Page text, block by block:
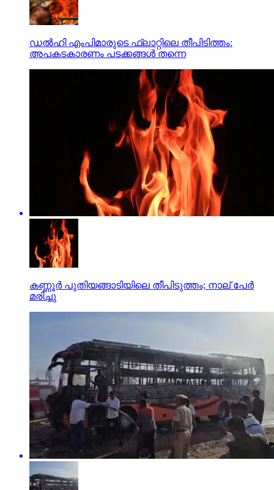
ഡല്‍ഹി എംപിമാരുടെ ഫ്‌ലാറ്റിലെ തീപിടിത്തം:
അപകടകാരണം പടക്കങ്ങള്‍ തന്നെ
കണ്ണൂര്‍ പുതിയങ്ങാടിയിലെ തീപിടുത്തം; നാല് പേര്‍
മരിച്ചു